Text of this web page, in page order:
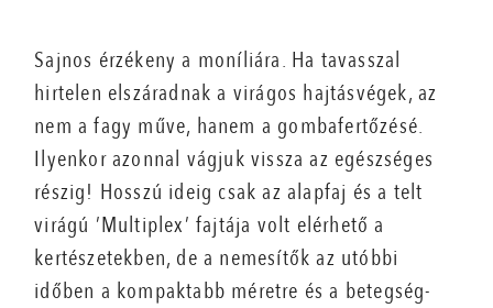
Sajnos érzékeny a moníliára. Ha tavasszal
hirtelen elszáradnak a virágos hajtásvégek, az
nem a fagy műve, hanem a gombafertőzésé.
Ilyenkor azonnal vágjuk vissza az egészséges
részig! Hosszú ideig csak az alapfaj és a telt
virágú ’Multiplex’ fajtája volt elérhető a
kertészetekben, de a nemesítők az utóbbi
időben a kompaktabb méretre és a betegség-